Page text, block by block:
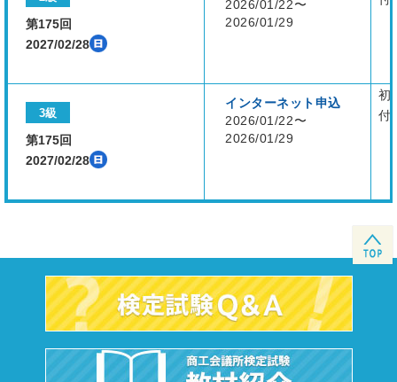
第175回
2027/02/28
2026/01/22〜
2026/01/29
3級
第175回
2027/02/28
インターネット申込
2026/01/22〜
2026/01/29
初
付